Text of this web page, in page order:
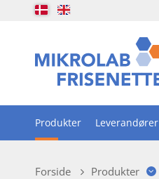
Produkter Leverandører
Forside Produkter